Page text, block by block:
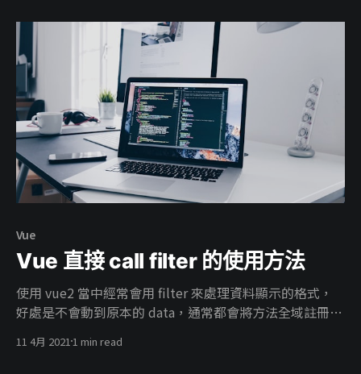
Vue
Vue 直接 call filter 的使用方法
使用 vue2 當中經常會用 filter 來處理資料顯示的格式，
好處是不會動到原本的 data，通常都會將方法全域註冊在
dry 。
11 4月 2021 1 min read